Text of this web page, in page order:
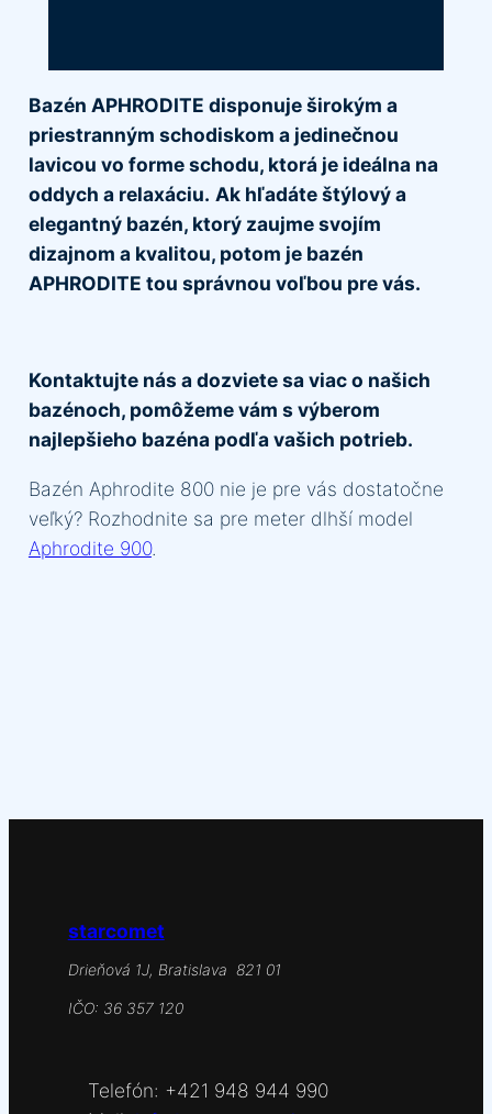
Bazén APHRODITE disponuje širokým a
priestranným schodiskom a jedinečnou
lavicou vo forme schodu, ktorá je ideálna na
oddych a relaxáciu. Ak hľadáte štýlový a
elegantný bazén, ktorý zaujme svojím
dizajnom a kvalitou, potom je bazén
APHRODITE tou správnou voľbou pre vás.
Kontaktujte nás a dozviete sa viac o našich
bazénoch, pomôžeme vám s výberom
najlepšieho bazéna podľa vašich potrieb.
Bazén Aphrodite 800 nie je pre vás dostatočne
veľký? Rozhodnite sa pre meter dlhší model
Aphrodite 900.
starcomet
Drieňová 1J, Bratislava 821 01
IČO: 36 357 120
Telefón: +421 948 944 990